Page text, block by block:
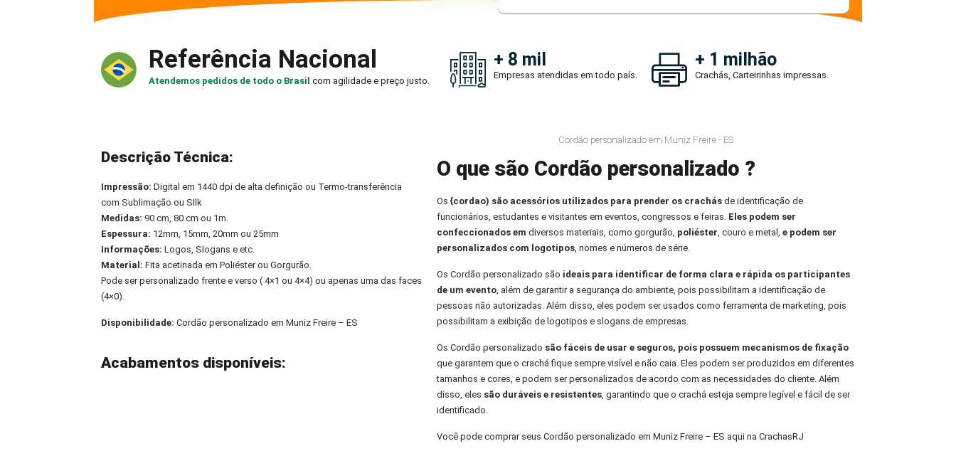
Referência Nacional
Atendemos pedidos de todo o Brasilcom agilidade e preço justo.
+ 8 mil
Empresas atendidas em todo país.
+ 1 milhão
Crachás, Carteirinhas impressas.
Descrição Técnica:
Impressão: Digital em 1440 dpi de alta definição ou Termo-transferência
com Sublimação ou SIlk
Medidas: 90 cm, 80 cm ou 1m.
Espessura: 12mm, 15mm, 20mm ou 25mm
Informações:Logos, Slogans e etc.
Material: Fita acetinada em Poliéster ou Gorgurão.
Pode ser personalizado frente e verso ( 4×1 ou 4×4) ou apenas uma das faces
(4×0).
Disponibilidade:Cordão personalizado em Muniz Freire – ES
Acabamentos disponíveis:
Cordão personalizado em Muniz Freire - ES
O que são Cordão personalizado ?
Os {cordao) são acessórios utilizados para prender os crachásde identificação de
funcionários, estudantes e visitantes em eventos, congressos e feiras. Eles podem ser
confeccionados em diversos materiais, como gorgurão, poliéster, couro e metal, e podem ser
personalizados com logotipos, nomes e números de série.
Os Cordão personalizado são ideais para identificar de forma clara e rápida os participantes
de um evento, além de garantir a segurança do ambiente, pois possibilitam a identificação de
pessoas não autorizadas. Além disso, eles podem ser usados como ferramenta de marketing, pois
possibilitam a exibição de logotipos e slogans de empresas.
Os Cordão personalizado são fáceis de usar e seguros, pois possuem mecanismos de fixação
que garantem que o crachá fique sempre visível e não caia. Eles podem ser produzidos em diferentes
tamanhos e cores, e podem ser personalizados de acordo com as necessidades do cliente. Além
disso, eles são duráveis e resistentes, garantindo que o crachá esteja sempre legível e fácil de ser
identificado.
Você pode comprar seus Cordão personalizado em Muniz Freire – ES aqui na CrachasRJ